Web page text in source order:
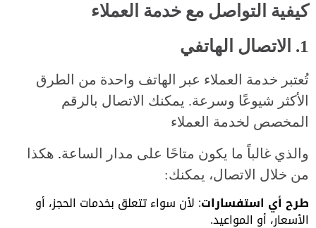
كيفية التواصل مع خدمة العملاء
1. الاتصال الهاتفي
تُعتبر خدمة العملاء عبر الهاتف واحدة من الطرق
الأكثر شيوعًا وسرعة. يمكنك الاتصال بالرقم
المخصص لخدمة العملاء
والذي غالباً ما يكون متاحًا على مدار الساعة. هكذا
من خلال الاتصال، يمكنك:
طرح أي استفسارات: لأن سواء تتعلق بخدمات الحجز، أو
الأسعار، أو المواعيد.